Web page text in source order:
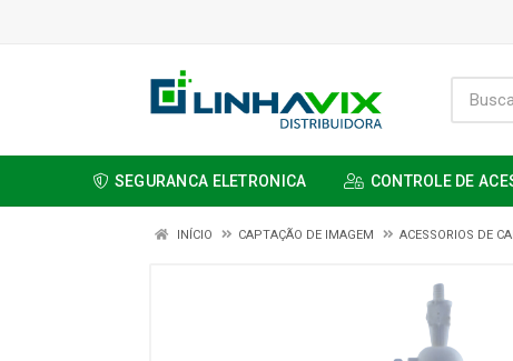
SEGURANCA ELETRONICA CONTROLE DE
INÍCIO CAPTAÇÃO DE IMAGEM ACESSORIOS DE